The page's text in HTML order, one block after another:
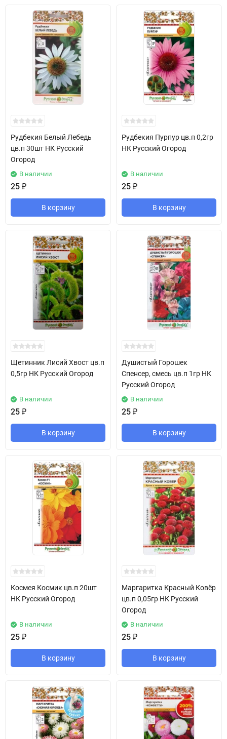
Рудбекия Белый Лебедь
цв.п 30шт НК Русский
Огород
В наличии
25 ₽
В корзину
Рудбекия Пурпур цв.п 0,2гр
НК Русский Огород
В наличии
25 ₽
В корзину
Щетинник Лисий Хвост цв.п
0,5гр НК Русский Огород
В наличии
25 ₽
В корзину
Душистый Горошек
Спенсер, смесь цв.п 1гр НК
Русский Огород
В наличии
25 ₽
В корзину
Космея Космик цв.п 20шт
НК Русский Огород
В наличии
25 ₽
В корзину
Маргаритка Красный Ковёр
цв.п 0,05гр НК Русский
Огород
В наличии
25 ₽
В корзину